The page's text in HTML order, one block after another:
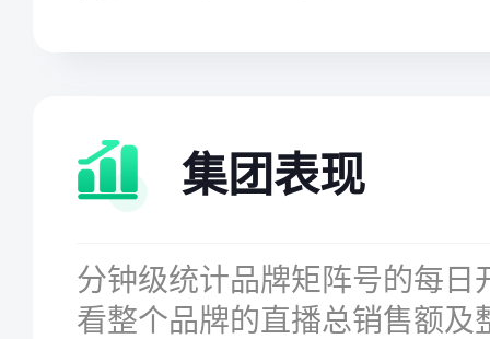
集团表现
分钟级统计品牌矩阵号的每日
看整个品牌的直播总销售额及